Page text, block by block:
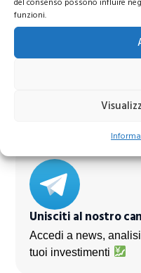
funzioni.
Unisciti al nostro
Accedi a news,
tuoi investimenti